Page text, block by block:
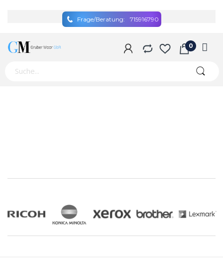
Frage/Beratung: 715916790